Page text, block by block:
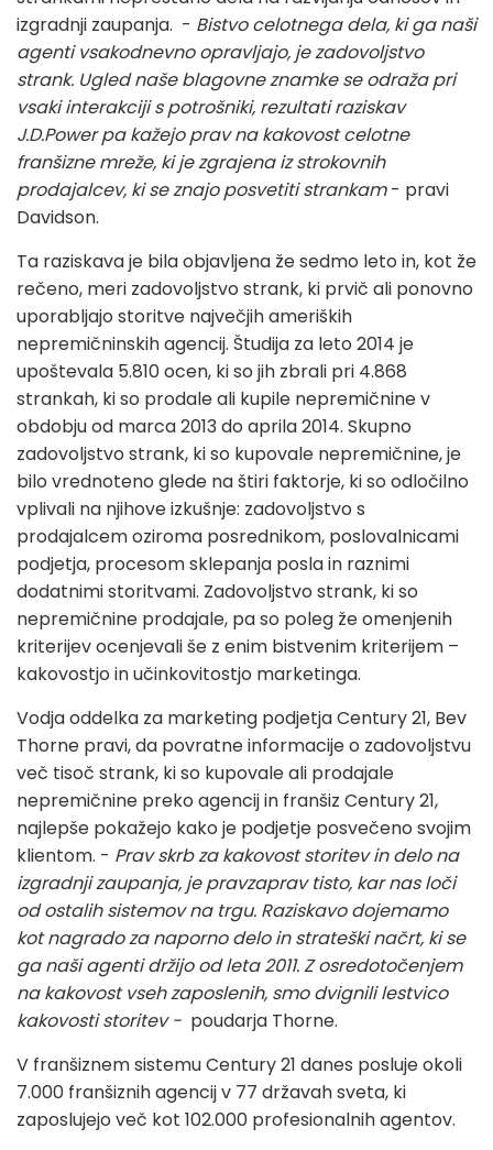
izgradnji zaupanja. - Bistvo celotnega dela, ki ga naši
agenti vsakodnevno opravljajo, je zadovoljstvo
strank. Ugled naše blagovne znamke se odraža pri
vsaki interakciji s potrošniki, rezultati raziskav
J.D.Power pa kažejo prav na kakovost celotne
franšizne mreže, ki je zgrajena iz strokovnih
prodajalcev, ki se znajo posvetiti strankam- pravi
Davidson.
Ta raziskava je bila objavljena že sedmo leto in, kot že
rečeno, meri zadovoljstvo strank, ki prvič ali ponovno
uporabljajo storitve največjih ameriških
nepremičninskih agencij. Študija za leto 2014 je
upoštevala 5.810 ocen, ki so jih zbrali pri 4.868
strankah, ki so prodale ali kupile nepremičnine v
obdobju od marca 2013 do aprila 2014. Skupno
zadovoljstvo strank, ki so kupovale nepremičnine, je
bilo vrednoteno glede na štiri faktorje, ki so odločilno
vplivali na njihove izkušnje: zadovoljstvo s
prodajalcem oziroma posrednikom, poslovalnicami
podjetja, procesom sklepanja posla in raznimi
dodatnimi storitvami. Zadovoljstvo strank, ki so
nepremičnine prodajale, pa so poleg že omenjenih
kriterijev ocenjevali še z enim bistvenim kriterijem –
kakovostjo in učinkovitostjo marketinga.
Vodja oddelka za marketing podjetja Century 21, Bev
Thorne pravi, da povratne informacije o zadovoljstvu
več tisoč strank, ki so kupovale ali prodajale
nepremičnine preko agencij in franšiz Century 21,
najlepše pokažejo kako je podjetje posvečeno svojim
klientom. - Prav skrb za kakovost storitev in delo na
izgradnji zaupanja, je pravzaprav tisto, kar nas loči
od ostalih sistemov na trgu. Raziskavo dojemamo
kot nagrado za naporno delo in strateški načrt, ki se
ga naši agenti držijo od leta 2011. Z osredotočenjem
na kakovost vseh zaposlenih, smo dvignili lestvico
kakovosti storitev - poudarja Thorne.
V franšiznem sistemu Century 21 danes posluje okoli
7.000 franšiznih agencij v 77 državah sveta, ki
zaposlujejo več kot 102.000 profesionalnih agentov.